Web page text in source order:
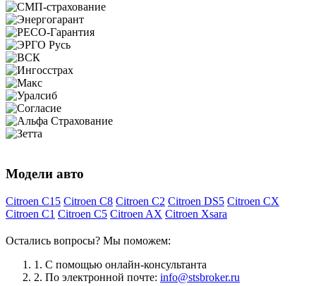
Модели авто
Citroen C15 Citroen C8 Citroen C2 Citroen DS5 Citroen CX
Citroen C1 Citroen C5 Citroen AX Citroen Xsara
Остались вопросы? Мы поможем:
1. С помощью онлайн-консультанта
2. По электронной почте: info@stsbroker.ru